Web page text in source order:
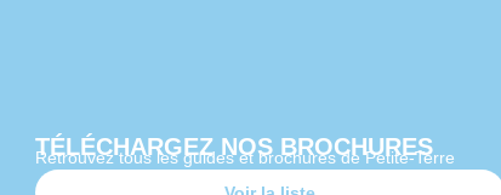
TÉLÉCHARGEZ NOS BROCHURES
Retrouvez tous les guides et brochures de Petite-Terre